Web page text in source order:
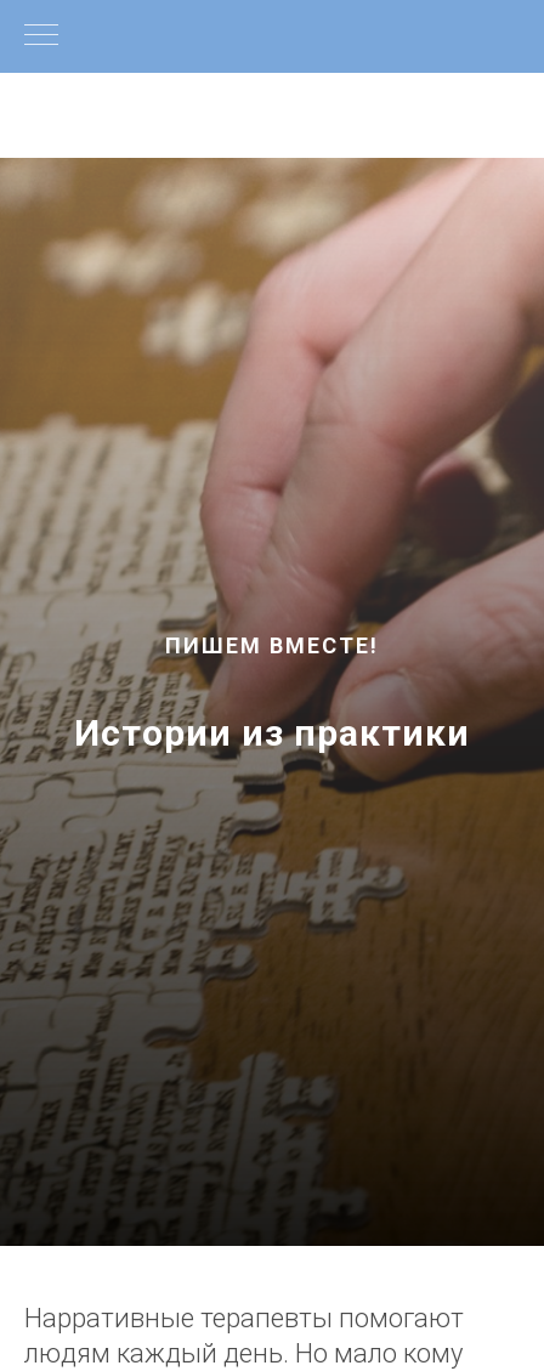
ПИШЕМ ВМЕСТЕ!
Истории из практики
Нарративные терапевты помогают
людям каждый день. Но мало кому